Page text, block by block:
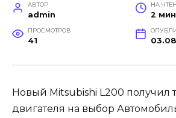
АВТОР
admin
НА
2 мин
ПРОСМОТРОВ
41
Новый Mitsubishi L200 получил
двигателя на выбор